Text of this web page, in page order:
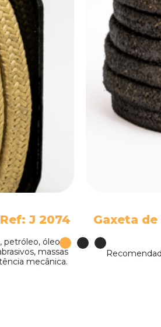
J 2074
óleos,
massas
mecânica.
Gaxeta